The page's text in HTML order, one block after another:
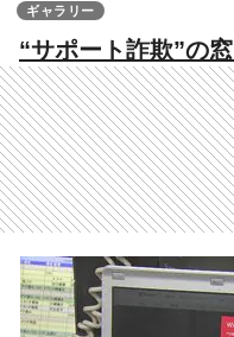
“サポート詐欺”の
は“3人のマイク・
万円被害【福岡発】
ギャラリー